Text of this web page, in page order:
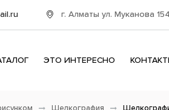
г. Алматы ул. Муканова 154
ЭТО ИНТЕРЕСНО